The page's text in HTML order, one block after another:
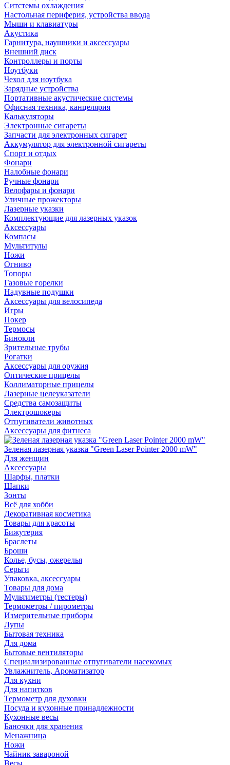
Ситстемы охлаждения
Настольная периферия, устройства ввода
Мыши и клавиатуры
Акустика
Гарнитура, наушники и аксессуары
Внешний диск
Контроллеры и порты
Ноутбуки
Чехол для ноутбука
Зарядные устройства
Портативные акустические системы
Офисная техника, канцелярия
Калькуляторы
Электронные сигареты
Запчасти для электронных сигарет
Аккумулятор для электронной сигареты
Спорт и отдых
Фонари
Налобные фонари
Ручные фонари
Велофары и фонари
Уличные прожекторы
Лазерные указки
Комплектующие для лазерных указок
Аксессуары
Компасы
Мультитулы
Ножи
Огниво
Топоры
Газовые горелки
Надувные подушки
Аксессуары для велосипеда
Игры
Покер
Термосы
Бинокли
Зрительные трубы
Рогатки
Аксессуары для оружия
Оптические прицелы
Коллиматорные прицелы
Лазерные целеуказатели
Средства самозащиты
Электрошокеры
Отпугиватели животных
Аксессуары для фитнеса
Зеленая лазерная указка "Green Laser Pointer 2000 mW"
Для женщин
Аксессуары
Шарфы, платки
Шапки
Зонты
Всё для хобби
Декоративная косметика
Товары для красоты
Бижутерия
Браслеты
Броши
Колье, бусы, ожерелья
Серьги
Упаковка, аксессуары
Товары для дома
Мультиметры (тестеры)
Термометры / пирометры
Измерительные приборы
Лупы
Бытовая техника
Для дома
Бытовые вентиляторы
Специализированные отпугиватели насекомых
Увлажнитель, Ароматизатор
Для кухни
Для напитков
Термометр для духовки
Посуда и кухонные принадлежности
Кухонные весы
Баночки для хранения
Менажница
Ножи
Чайник завароной
Весы